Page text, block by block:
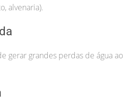
alvenaria).
gerar grandes perdas de água